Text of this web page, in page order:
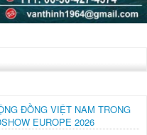
ĐỒNG VIỆT NAM TRONG
EUROPE 2026